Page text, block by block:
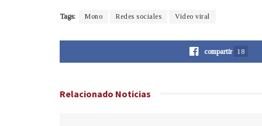
Tags: Mono Redes sociales Video viral
compartir 18
Relacionado Noticias